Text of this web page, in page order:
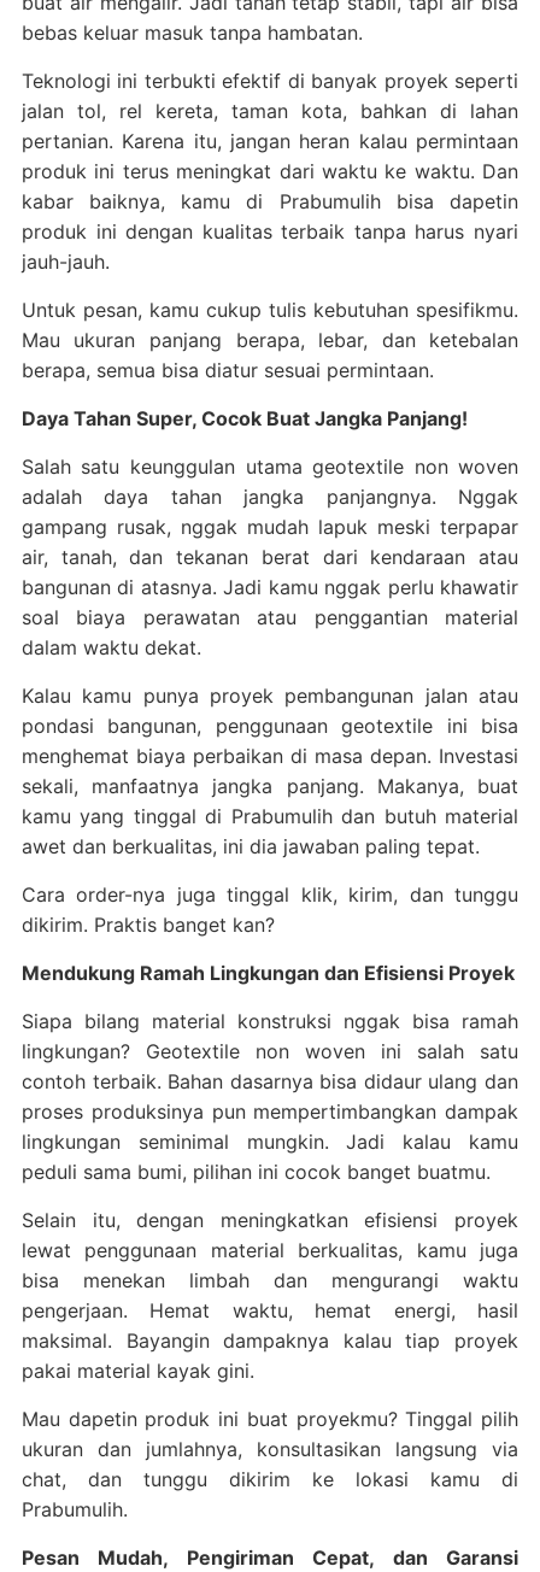
bebas keluar masuk tanpa hambatan.
Teknologi ini terbukti efektif di banyak proyek seperti
jalan tol, rel kereta, taman kota, bahkan di lahan
pertanian. Karena itu, jangan heran kalau permintaan
produk ini terus meningkat dari waktu ke waktu. Dan
kabar baiknya, kamu di Prabumulih bisa dapetin
produk ini dengan kualitas terbaik tanpa harus nyari
jauh-jauh.
Untuk pesan, kamu cukup tulis kebutuhan spesifikmu.
Mau ukuran panjang berapa, lebar, dan ketebalan
berapa, semua bisa diatur sesuai permintaan.
Daya Tahan Super, Cocok Buat Jangka Panjang!
Salah satu keunggulan utama geotextile non woven
adalah daya tahan jangka panjangnya. Nggak
gampang rusak, nggak mudah lapuk meski terpapar
air, tanah, dan tekanan berat dari kendaraan atau
bangunan di atasnya. Jadi kamu nggak perlu khawatir
soal biaya perawatan atau penggantian material
dalam waktu dekat.
Kalau kamu punya proyek pembangunan jalan atau
pondasi bangunan, penggunaan geotextile ini bisa
menghemat biaya perbaikan di masa depan. Investasi
sekali, manfaatnya jangka panjang. Makanya, buat
kamu yang tinggal di Prabumulih dan butuh material
awet dan berkualitas, ini dia jawaban paling tepat.
Cara order-nya juga tinggal klik, kirim, dan tunggu
dikirim. Praktis banget kan?
Mendukung Ramah Lingkungan dan Efisiensi Proyek
Siapa bilang material konstruksi nggak bisa ramah
lingkungan? Geotextile non woven ini salah satu
contoh terbaik. Bahan dasarnya bisa didaur ulang dan
proses produksinya pun mempertimbangkan dampak
lingkungan seminimal mungkin. Jadi kalau kamu
peduli sama bumi, pilihan ini cocok banget buatmu.
Selain itu, dengan meningkatkan efisiensi proyek
lewat penggunaan material berkualitas, kamu juga
bisa menekan limbah dan mengurangi waktu
pengerjaan. Hemat waktu, hemat energi, hasil
maksimal. Bayangin dampaknya kalau tiap proyek
pakai material kayak gini.
Mau dapetin produk ini buat proyekmu? Tinggal pilih
ukuran dan jumlahnya, konsultasikan langsung via
chat, dan tunggu dikirim ke lokasi kamu di
Prabumulih.
Pesan Mudah, Pengiriman Cepat, dan Garansi